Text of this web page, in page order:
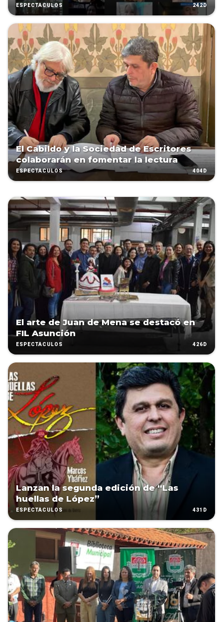
ESPECTÁCULOS 242D
El Cabildo y la Sociedad de Escritores
colaborarán en fomentar la lectura
ESPECTÁCULOS 404D
El arte de Juan de Mena se destacó en
FIL Asunción
ESPECTÁCULOS 426D
Lanzan la segunda edición de “Las
huellas de López”
ESPECTÁCULOS 431D